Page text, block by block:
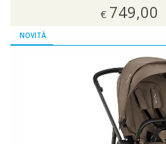
€ 749,00
NOVITÀ